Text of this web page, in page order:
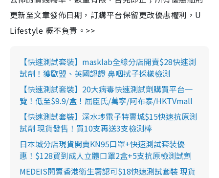
更新至文章發佈日期，訂購平台保留更改優惠權利，U
Lifestyle 概不負責。>>
【快速測試套裝】masklab全線分店開賣$28快速測
試劑！獲歐盟、英國認證 鼻咽拭子採樣檢測
【快速測試套裝】20大病毒快速測試劑購買平台一
覽！低至$9.9/盒！屈臣氏/萬寧/阿布泰/HKTVmall
【快速測試套裝】深水埗電子特賣城$15快速抗原測
試劑 現貨發售！買10支再送3支檢測棒
日本城分店現貨開賣KN95口罩+快速測試套裝優
惠！$128買到成人立體口罩2盒+5支抗原檢測試劑
MEDEIS開賣香港衛生署認可$18快速測試套裝 現貨